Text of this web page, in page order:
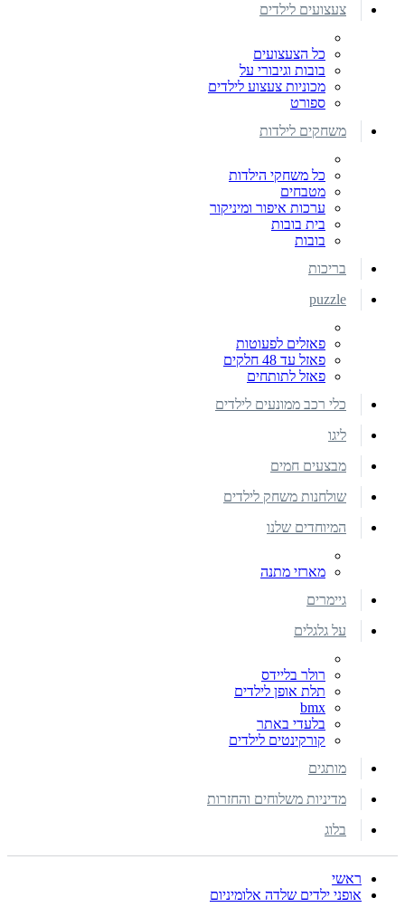
צעצועים לילדים
כל הצעצועים
בובות וגיבורי על
מכוניות צעצוע לילדים
ספורט
משחקים לילדות
כל משחקי הילדות
מטבחים
ערכות איפור ומיניקור
בית בובות
בובות
בריכות
puzzle
פאזלים לפעוטות
פאזל עד 48 חלקים
פאזל לתותחים
כלי רכב ממונעים לילדים
ליגו
מבצעים חמים
שולחנות משחק לילדים
המיוחדים שלנו
מארזי מתנה
גיימרים
על גלגלים
רולר בליידס
תלת אופן לילדים
bmx
בלעדי באתר
קורקינטים לילדים
מותגים
מדיניות משלוחים והחזרות
בלוג
ראשי
אופני ילדים שלדה אלומיניום